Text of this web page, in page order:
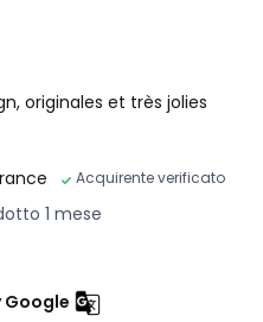
originales et très jolies
Acquirente verificato
1 mese